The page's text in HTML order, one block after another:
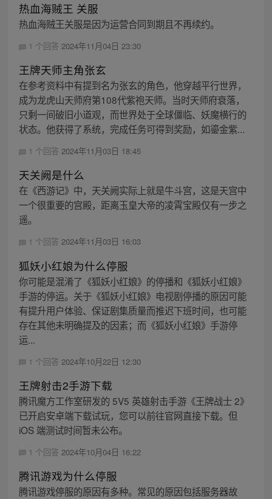
热血海贼王 关服
热血海贼王关服是因为运营合同到期且不再续约。
1 个回答 2024年11月04日 23:30
王牌天师主角张玄
在参考资料中有提到名为张玄的角色，他穿越平行世界，
成为龙虎山天师府第108代紫袍天师。当时天师府衰落，
只剩一间破旧小道观，而世界处于全球僵临、妖魔横行的
状态。他获得了系统，完成任务可得到奖励，如鎏金紫...
1 个回答 2024年11月03日 18:45
天关阙是什么
在《西游记》中，天关阙实际上就是牛斗宫，这是天宫中
一个很重要的宫殿，距离玉皇大帝的凌霄宝殿仅有一步之
遥。
1 个回答 2024年11月03日 16:03
狐妖小红娘为什么停服
你可能是混淆了《狐妖小红娘》的停播和《狐妖小红娘》
手游的停运。关于《狐妖小红娘》电视剧停播的原因可能
有提升用户体验、保证剧集质量而推迟下班时间，也可能
存在其他未明确提及的因素；而《狐妖小红娘》手游停
运...
1 个回答 2024年10月22日 12:30
王牌射击2手游下载
腾讯魔方工作室研发的 5V5 英雄射击手游《王牌战士 2》
已开启安卓端下载试玩，您可以前往官网直接下载。但
iOS 端测试时间暂未公布。
1 个回答 2024年10月04日 16:22
腾讯游戏为什么停服
腾讯游戏停服的原因有多种。常见的原因包括服务器故